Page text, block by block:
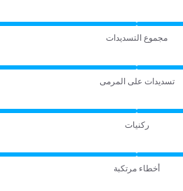
مجموع التسديدات
تسديدات على المرمى
ركنيات
أخطاء مرتكبة